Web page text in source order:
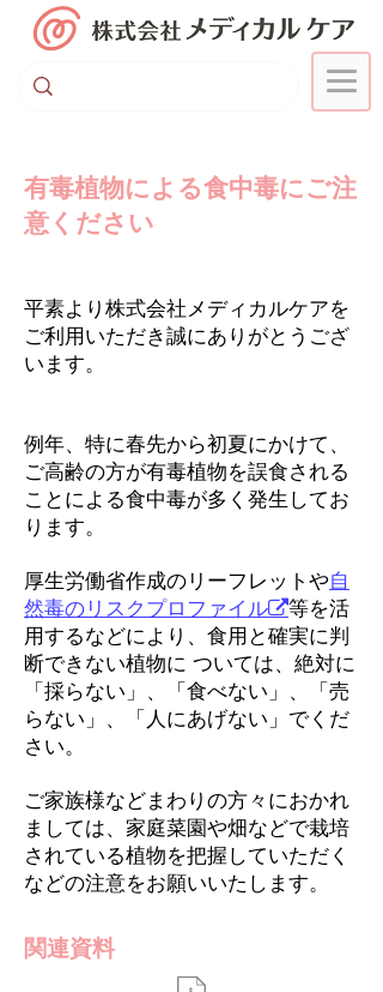
​有毒植物による食中毒にご注
意ください
平素より株式会社メディカルケアを
ご利用いただき誠にありがとうござ
います。
例年、特に春先から初夏にかけて、
ご高齢の方が有毒植物を誤食される
ことによる食中毒が多く発生してお
ります。
厚生労働省作成のリーフレットや自
然毒のリスクプロファイル​ｑ等を活
用するなどにより、食用と確実に判
断できない植物に ついては、絶対に
「採らない」、「食べない」、「売
らない」、「人にあげない」でくだ
さい。
ご家族様などまわりの方々におかれ
ましては、家庭菜園や畑などで栽培
されている植物を把握していただく
などの注意をお願いいたします。
関連資料